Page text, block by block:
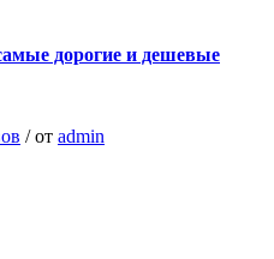
дорогие и дешевые
/от admin